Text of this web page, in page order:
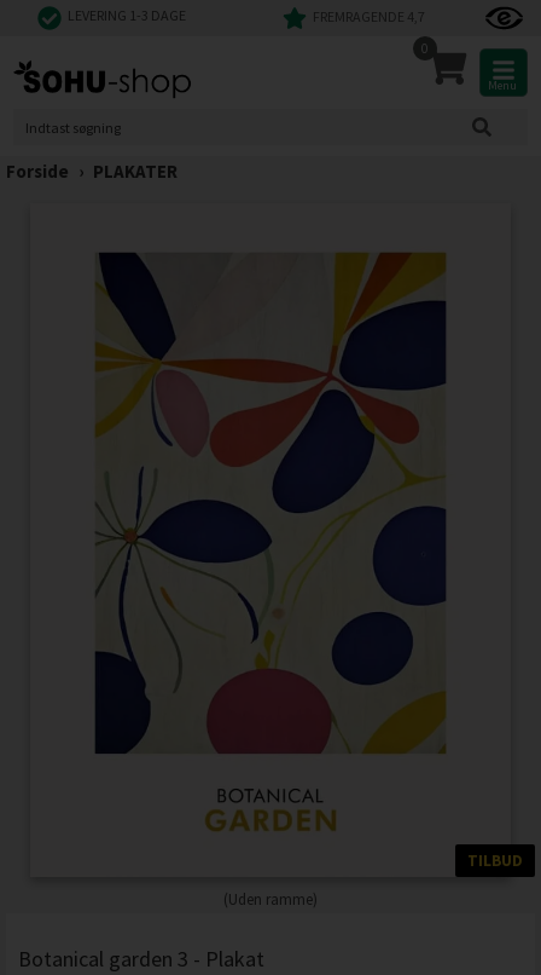
LEVERING 1-3 DAGE FREMRAGENDE 4,7
0
Menu
Forside › PLAKATER
TILBUD
(Uden ramme)
Botanical garden 3 - Plakat